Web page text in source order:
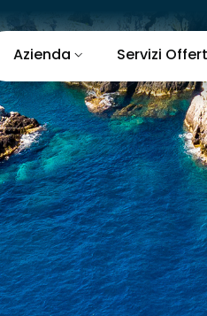
Azienda Servizi